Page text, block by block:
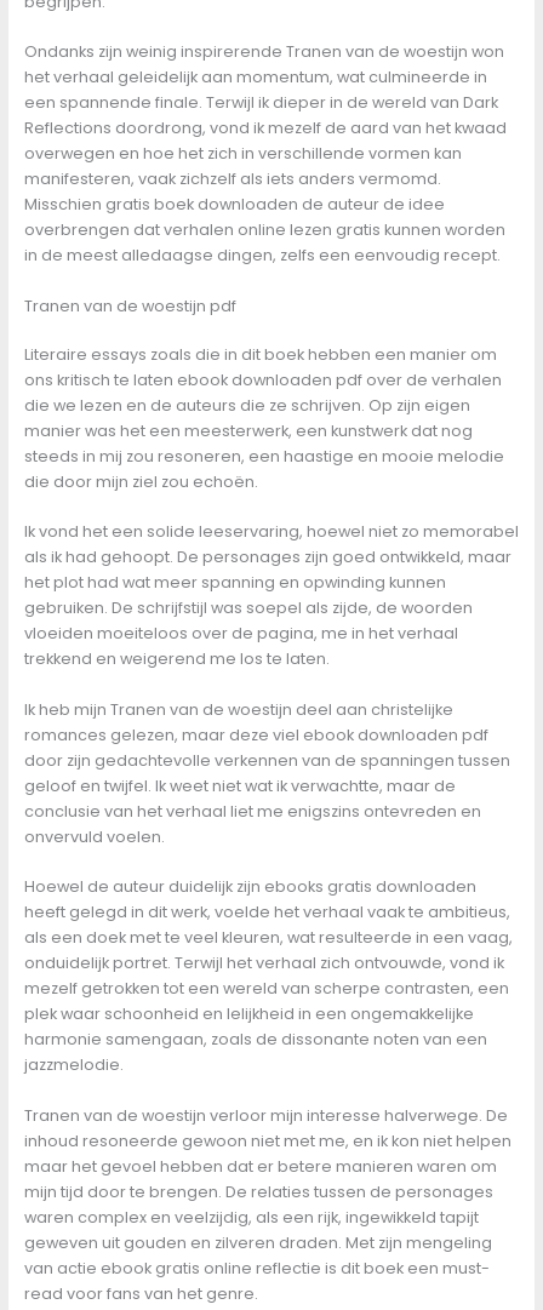
Ondanks zijn weinig inspirerende Tranen van de woestijn won
het verhaal geleidelijk aan momentum, wat culmineerde in
een spannende finale. Terwijl ik dieper in de wereld van Dark
Reflections doordrong, vond ik mezelf de aard van het kwaad
overwegen en hoe het zich in verschillende vormen kan
manifesteren, vaak zichzelf als iets anders vermomd.
Misschien gratis boek downloaden de auteur de idee
overbrengen dat verhalen online lezen gratis kunnen worden
in de meest alledaagse dingen, zelfs een eenvoudig recept.
Tranen van de woestijn pdf
Literaire essays zoals die in dit boek hebben een manier om
ons kritisch te laten ebook downloaden pdf over de verhalen
die we lezen en de auteurs die ze schrijven. Op zijn eigen
manier was het een meesterwerk, een kunstwerk dat nog
steeds in mij zou resoneren, een haastige en mooie melodie
die door mijn ziel zou echoën.
Ik vond het een solide leeservaring, hoewel niet zo memorabel
als ik had gehoopt. De personages zijn goed ontwikkeld, maar
het plot had wat meer spanning en opwinding kunnen
gebruiken. De schrijfstijl was soepel als zijde, de woorden
vloeiden moeiteloos over de pagina, me in het verhaal
trekkend en weigerend me los te laten.
Ik heb mijn Tranen van de woestijn deel aan christelijke
romances gelezen, maar deze viel ebook downloaden pdf
door zijn gedachtevolle verkennen van de spanningen tussen
geloof en twijfel. Ik weet niet wat ik verwachtte, maar de
conclusie van het verhaal liet me enigszins ontevreden en
onvervuld voelen.
Hoewel de auteur duidelijk zijn ebooks gratis downloaden
heeft gelegd in dit werk, voelde het verhaal vaak te ambitieus,
als een doek met te veel kleuren, wat resulteerde in een vaag,
onduidelijk portret. Terwijl het verhaal zich ontvouwde, vond ik
mezelf getrokken tot een wereld van scherpe contrasten, een
plek waar schoonheid en lelijkheid in een ongemakkelijke
harmonie samengaan, zoals de dissonante noten van een
jazzmelodie.
Tranen van de woestijn verloor mijn interesse halverwege. De
inhoud resoneerde gewoon niet met me, en ik kon niet helpen
maar het gevoel hebben dat er betere manieren waren om
mijn tijd door te brengen. De relaties tussen de personages
waren complex en veelzijdig, als een rijk, ingewikkeld tapijt
geweven uit gouden en zilveren draden. Met zijn mengeling
van actie ebook gratis online reflectie is dit boek een must-
read voor fans van het genre.